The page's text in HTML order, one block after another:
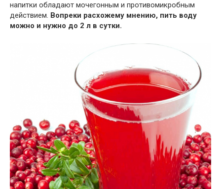
напитки обладают мочегонным и противомикробным
действием. Вопреки расхожему мнению, пить воду
можно и нужно до 2 л в сутки.